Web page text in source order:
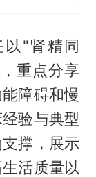
以"肾精同
重点分享
障碍和慢
验与典型
撑，展示
活质量以